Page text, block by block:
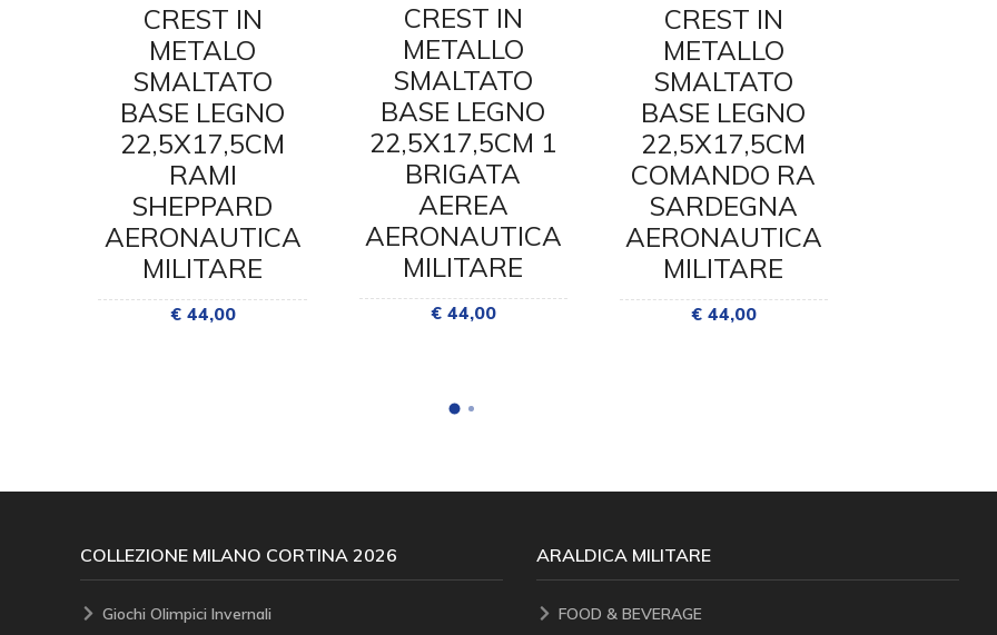
CREST IN
METALO
SMALTATO
BASE LEGNO
22,5X17,5CM
RAMI
SHEPPARD
AERONAUTICA
MILITARE
€ 44,00
CREST IN
METALLO
SMALTATO
BASE LEGNO
22,5X17,5CM 1
BRIGATA
AEREA
AERONAUTICA
MILITARE
€ 44,00
CREST IN
METALLO
SMALTATO
BASE LEGNO
22,5X17,5CM
COMANDO RA
SARDEGNA
AERONAUTICA
MILITARE
€ 44,00
COLLEZIONE MILANO CORTINA 2026
Giochi Olimpici Invernali
ARALDICA MILITARE
FOOD & BEVERAGE